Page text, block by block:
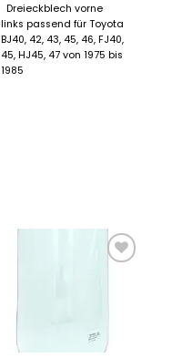
Dreieckblech vorne
links passend für Toyota
BJ40, 42, 43, 45, 46, FJ40,
45, HJ45, 47 von 1975 bis
1985